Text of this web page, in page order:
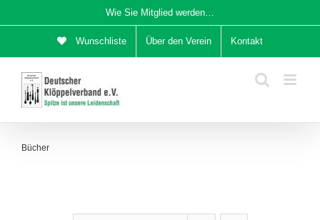
Inhalt
Wie Sie Mitglied werden…
Wunschliste Über den Verein Kontakt
Bücher